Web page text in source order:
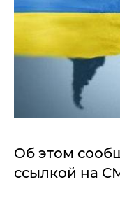
Об этом
ссылкой на